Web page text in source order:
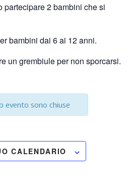
partecipare 2 bambini che si
bambini dai 6 ai 12 anni.
un grembiule per non sporcarsi.
evento sono chiuse
CALENDARIO